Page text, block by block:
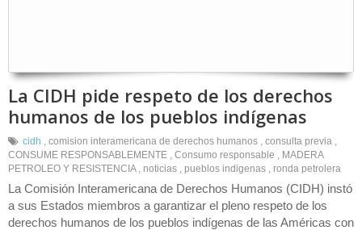
La CIDH pide respeto de los derechos
humanos de los pueblos indígenas
cidh , comision interamericana de derechos humanos , consulta previa ,
CONSUME RESPONSABLEMENTE , Consumo responsable , MADERA
PETROLEO Y RESISTENCIA , noticias , pueblos indigenas , ronda petrolera
La Comisión Interamericana de Derechos Humanos (CIDH) instó
a sus Estados miembros a garantizar el pleno respeto de los
derechos humanos de los pueblos indígenas de las Américas con